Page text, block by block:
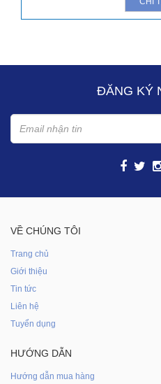
ĐĂNG KÝ
VỀ CHÚNG TÔI
Trang chủ
Giới thiệu
Tin tức
Liên hệ
Tuyển dụng
HƯỚNG DẪN
Hướng dẫn mua hàng